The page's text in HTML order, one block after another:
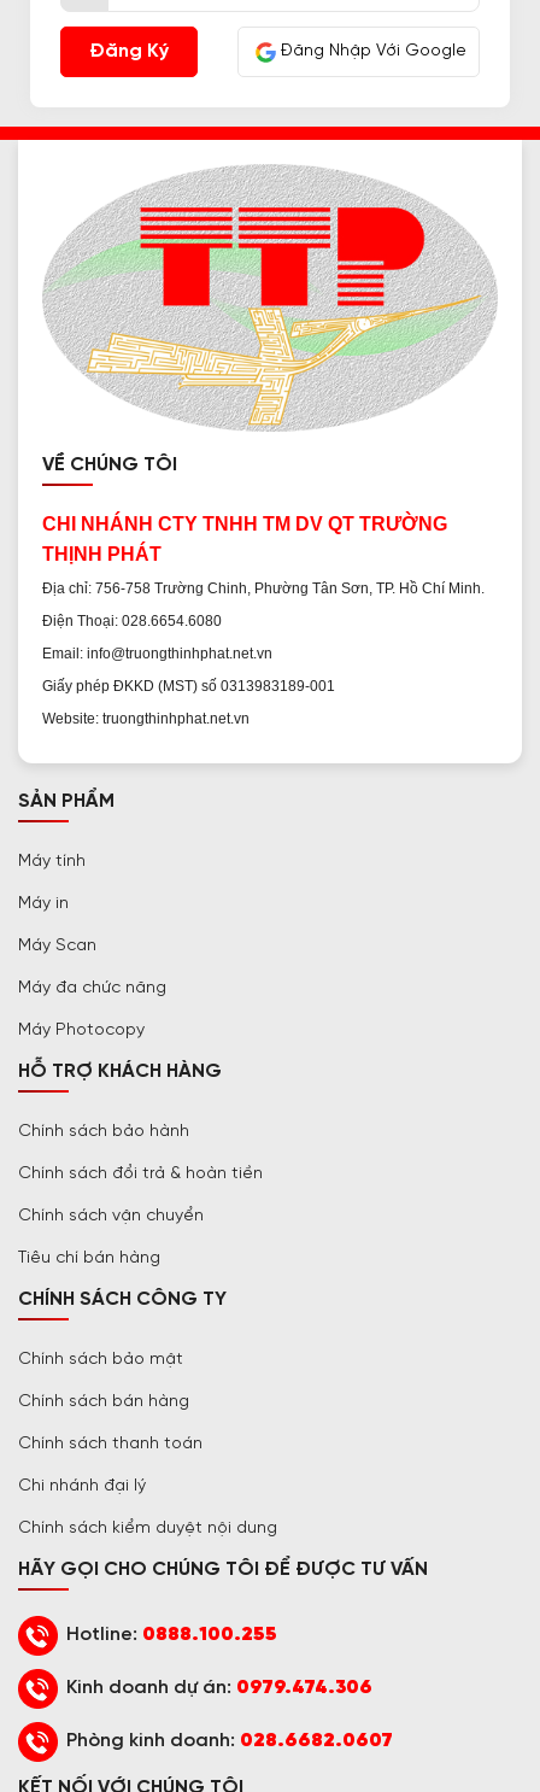
Đăng Nhập Với Google
VỀ CHÚNG TÔI
CHI NHÁNH CTY TNHH TM DV QT TRƯỜNG
THỊNH PHÁT
Địa chỉ: 756-758 Trường Chinh, Phường Tân Sơn, TP. Hồ Chí Minh.
Điện Thoại: 028.6654.6080
Email: info@truongthinhphat.net.vn
Giấy phép ĐKKD (MST) số 0313983189-001
Website: truongthinhphat.net.vn
SẢN PHẨM
Máy tính
Máy in
Máy Scan
Máy đa chức năng
Máy Photocopy
HỖ TRỢ KHÁCH HÀNG
Chính sách bảo hành
Chính sách đổi trả & hoàn tiền
Chính sách vận chuyển
Tiêu chí bán hàng
CHÍNH SÁCH CÔNG TY
Chính sách bảo mật
Chính sách bán hàng
Chính sách thanh toán
Chi nhánh đại lý
Chính sách kiểm duyệt nội dung
HÃY GỌI CHO CHÚNG TÔI ĐỂ ĐƯỢC TƯ VẤN
Hotline: 0888.100.255
Kinh doanh dự án: 0979.474.306
Phòng kinh doanh: 028.6682.0607
KẾT NỐI VỚI CHÚNG TÔI